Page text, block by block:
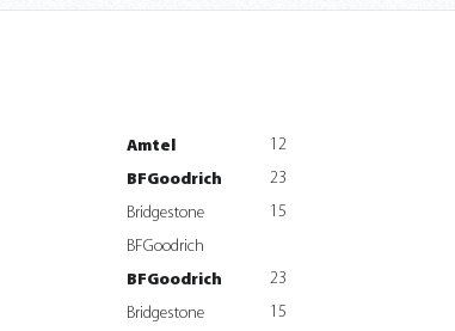
Amtel
12
BFGoodrich
23
Bridgestone
15
BFGoodrich
BFGoodrich
23
Bridgestone
15